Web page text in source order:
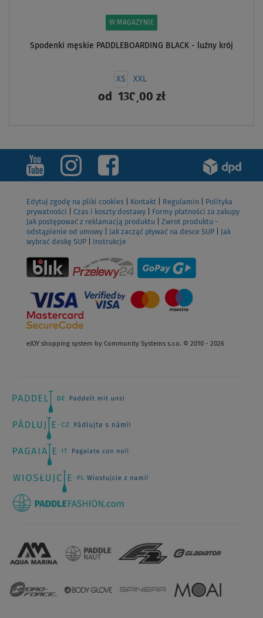
W MAGAZYNIE
Spodenki męskie PADDLEBOARDING BLACK - luźny krój
XS XXL
od 130,00 zł
Edytuj zgodę na pliki cookies Kontakt Regulamin
Polityka
prywatności
Czas i koszty dostawy
Formy płatności za zakupy
Jak postępować z reklamacją produktu
Zwrot produktu -
odstąpienie od umowy
Jak zacząć pływać na desce SUP
Jak
wybrać deskę SUP
Instrukcje
eJOY shopping system by Community Systems s.r.o. © 2010 - 2026